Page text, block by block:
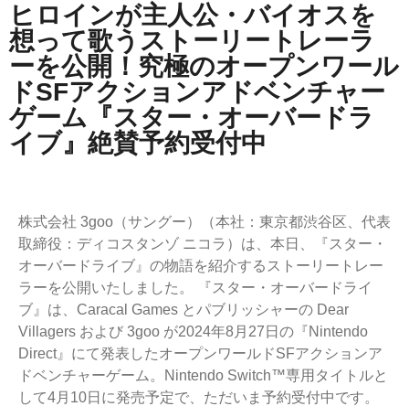
ヒロインが主人公・バイオスを
想って歌うストーリートレーラ
ーを公開！究極のオープンワール
ドSFアクションアドベンチャー
ゲーム『スター・オーバードラ
イブ』絶賛予約受付中
株式会社 3goo（サングー）（本社：東京都渋谷区、代表
取締役：ディコスタンゾ ニコラ）は、本日、『スター・
オーバードライブ』の物語を紹介するストーリートレー
ラーを公開いたしました。 『スター・オーバードライ
ブ』は、Caracal Games とパブリッシャーの Dear
Villagers および 3goo が2024年8月27日の『Nintendo
Direct』にて発表したオープンワールドSFアクションア
ドベンチャーゲーム。Nintendo Switch™専用タイトルと
して4月10日に発売予定で、ただいま予約受付中です。